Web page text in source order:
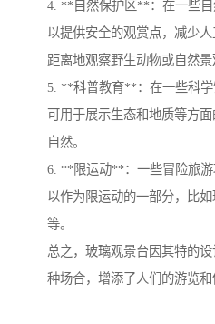
4. **自然保护区**：在一些自
以提供安全的观赏点，减少
距离地观察野生动物或自然景
5. **科普教育**：在一些科
可用于展示生态和地质等方
自然。
6. **限运动**：一些冒险旅游
以作为限运动的一部分，比
等。
总之，玻璃观景台因其特的
种场合，增添了人们的游览和